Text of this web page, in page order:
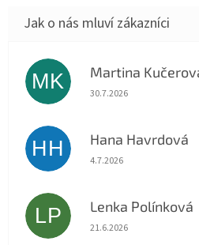
MK Martina
Hodnocení obchodu je
30.7.2026
HH Hana Havrdová
Hodnocení obchodu je
4.7.2026
LP Lenka Polínková
Hodnocení obchodu je
21.6.2026